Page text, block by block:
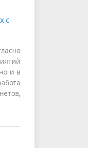
с
и в